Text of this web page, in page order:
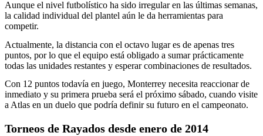
Aunque el nivel futbolístico ha sido irregular en las últimas semanas,
la calidad individual del plantel aún le da herramientas para
competir.
Actualmente, la distancia con el octavo lugar es de apenas tres
puntos, por lo que el equipo está obligado a sumar prácticamente
todas las unidades restantes y esperar combinaciones de resultados.
Con 12 puntos todavía en juego, Monterrey necesita reaccionar de
inmediato y su primera prueba será el próximo sábado, cuando visite
a Atlas en un duelo que podría definir su futuro en el campeonato.
Torneos de Rayados desde enero de 2014